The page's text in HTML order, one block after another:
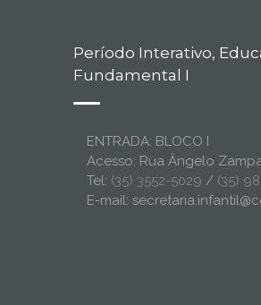
Período Interativo,
Fundamental I
ENTRADA: BLOCO I
Acesso: Rua Ângelo
Tel: (35) 3552-5029 / (35)
E-mail: